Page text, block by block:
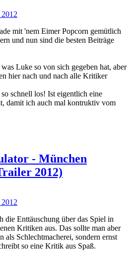
mit 'nem Eimer Popcorn gemütlich
und nun sind die besten Beiträge
Luke so von sich gegeben hat, aber
hier nach und nach alle Kritiker
schnell los! Ist eigentlich eine
damit ich auch mal kontruktiv vom
- München
2012)
die Enttäuschung über das Spiel in
Kritiken aus. Das sollte man aber
als Schlechtmacherei, sondern ernst
so eine Kritik aus Spaß.